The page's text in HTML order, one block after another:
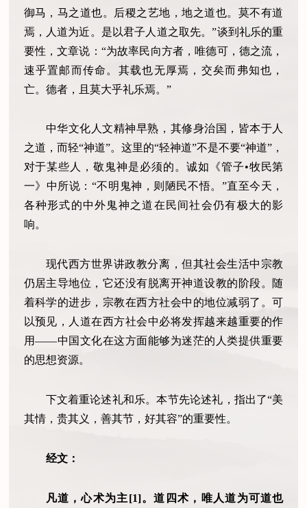
御马，马之道也。后稷之艺地，地之道也。莫不有道
焉，人道为近。是以君子人道之取先。”谈到礼乐的重
要性，文章说：“为故率民向方者，唯德可，德之流，
速乎置邮而传命。其载也无厚焉，交矣而弗知也，
亡。德者，且莫大乎礼乐焉。”
中华文化人文精神早熟，其修身治国，皆本于人
之道，而轻“神道”。这里的“轻神道”不是不要“神道”，
对于某些人，敬鬼神是必须的。诚如《管子•牧民第
一》中所说：“不明鬼神，则陋民不悟。”直至今天，
各种形式的中外鬼神之道在民间社会仍有极大的影
响。
现代西方世界讲政教分离，但其社会生活中宗教
仍居主导地位，它还没有脱离开神道设教的阶段。随
着科学的进步，宗教在西方社会中的地位减弱了。可
以预见，人道在西方社会中必将发挥越来越重要的作
用——中国文化在这方面能够为迷茫的人类提供重要
的思想资源。
下文着重论述礼和乐。本节先论述礼，指出了“美
其情，贵其义，善其节，好其容”的重要性。
经文：
凡道，心术为主[1]。道四术，唯人道为可道也